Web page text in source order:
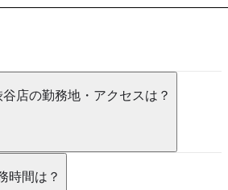
店の勤務地・アクセスは？
時間は？